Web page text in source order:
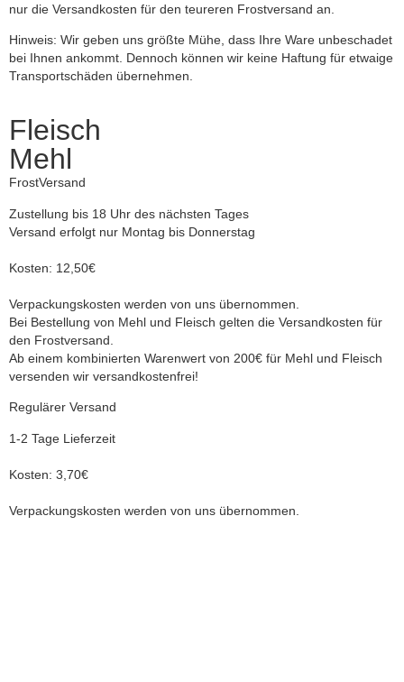
nur die Versandkosten für den teureren Frostversand an.
Hinweis: Wir geben uns größte Mühe, dass Ihre Ware unbeschadet
bei Ihnen ankommt. Dennoch können wir keine Haftung für etwaige
Transportschäden übernehmen.
Fleisch
Mehl
FrostVersand
Zustellung bis 18 Uhr des nächsten Tages
Versand erfolgt nur Montag bis Donnerstag
Kosten: 12,50€
Verpackungskosten werden von uns übernommen.
Bei Bestellung von Mehl und Fleisch gelten die Versandkosten für
den Frostversand.
Ab einem kombinierten Warenwert von 200€ für Mehl und Fleisch
versenden wir versandkostenfrei!
Regulärer Versand
1-2 Tage Lieferzeit
Kosten: 3,70€
Verpackungskosten werden von uns übernommen.